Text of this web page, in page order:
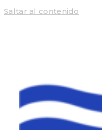
Saltar al contenido